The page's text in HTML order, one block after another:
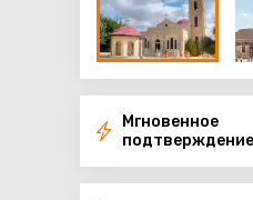
Мгновенное
подтверждение